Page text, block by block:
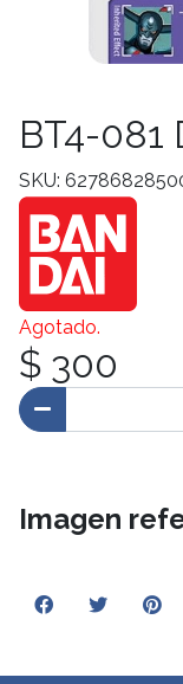
BT4-081
SKU:
Agotado.
$ 300
Imagen